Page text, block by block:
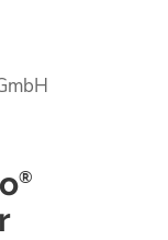
®